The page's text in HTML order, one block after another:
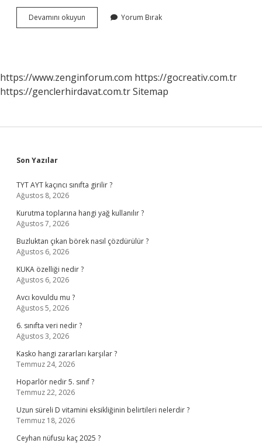
Devamını okuyun
Jeolojik
Yorum Bırak
https://www.zenginforum.com https://gocreativ.com.tr
https://genclerhirdavat.com.trSitemap
Sidebar
Son Yazılar
TYT AYT kaçıncı sınıfta girilir ?
Ağustos 8, 2026
Kurutma toplarına hangi yağ kullanılır ?
Ağustos 7, 2026
Buzluktan çıkan börek nasıl çözdürülür ?
Ağustos 6, 2026
KUKA özelliği nedir ?
Ağustos 6, 2026
Avcı kovuldu mu ?
Ağustos 5, 2026
6. sınıfta veri nedir ?
Ağustos 3, 2026
Kasko hangi zararları karşılar ?
Temmuz 24, 2026
Hoparlör nedir 5. sınıf ?
Temmuz 22, 2026
Uzun süreli D vitamini eksikliğinin belirtileri nelerdir ?
Temmuz 18, 2026
Ceyhan nüfusu kaç 2025 ?